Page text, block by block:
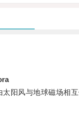
阳风与地球磁场相互